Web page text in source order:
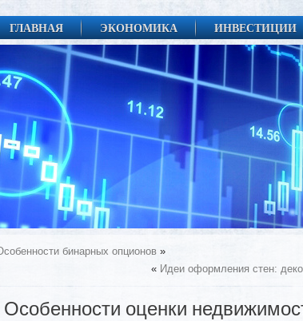
ГЛАВНАЯ ЭКОНОМИКА ИНВЕСТИЦИИ
бинарных опционов »
« Идеи оформления стен:
Особенности оценки